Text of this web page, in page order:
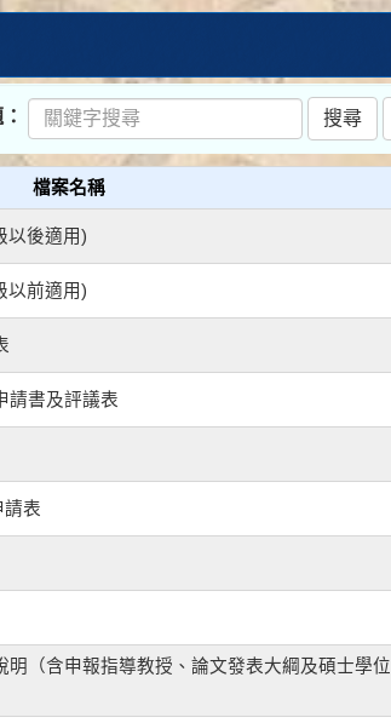
檔案名稱
以後適用)
以前適用)
請書及評議表
請表
明（含申報指導教授、論文發表大綱及碩士學位